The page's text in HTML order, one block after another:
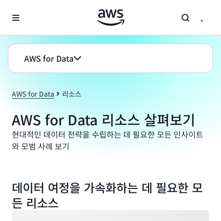
AWS for Data
AWS for Data 리소스
AWS for Data 리소스 살펴보기
현대적인 데이터 전략을 수립하는 데 필요한 모든 인사이트
와 모범 사례 보기
데이터 여정을 가속화하는 데 필요한 모
든 리소스